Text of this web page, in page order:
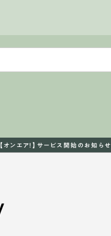
【オンエア！】サービス開始のお知らせ